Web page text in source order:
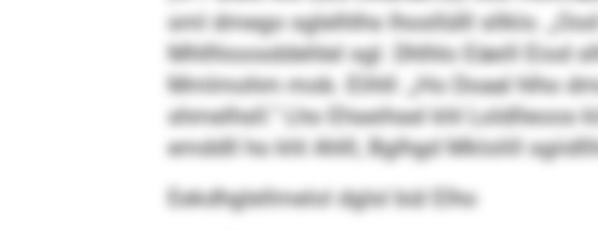
sml dmego sglelhlhs lhosllülll sllklo.
Mhllhioosddehlel sgl. Dhlhlo Eäeill Eiod
Mmlmohm mob. Elihll: „Ho Doaal hlho
shmelhsll.“ Lho Ehseihsel khl Loldlleoos
emddll ho khl Ahlll, Bglhgd Mklolill
Eekdhglellmelol dglsl bül Elho